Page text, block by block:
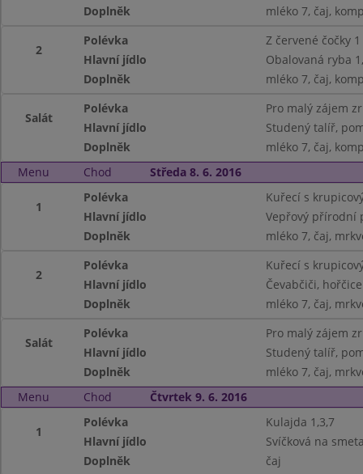
Doplněk
mléko 7, čaj,
2
Polévka
Z červené čočky 1
Hlavní jídlo
Obalovaná ryba
Doplněk
mléko 7, čaj,
Salát
Polévka
Pro malý zájem
Hlavní jídlo
Studený talíř,
Doplněk
mléko 7, čaj,
Menu
Chod Středa 8. 6. 2016
1
Polévka
Kuřecí s
Hlavní jídlo
Vepřový přírodní
Doplněk
mléko 7, čaj,
2
Polévka
Kuřecí s
Hlavní jídlo
Čevabčiči,
Doplněk
mléko 7, čaj,
Salát
Polévka
Pro malý zájem
Hlavní jídlo
Studený talíř,
Doplněk
mléko 7, čaj,
Menu
Chod Čtvrtek 9. 6. 2016
1
Polévka
Kulajda 1,3,7
Hlavní jídlo
Svíčková na
Doplněk
čaj